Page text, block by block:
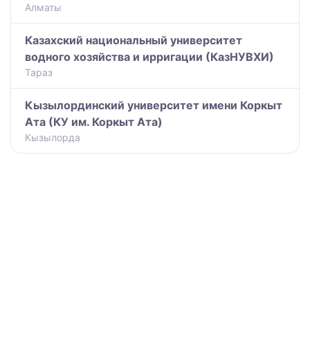
Алматы
Казахский национальный университет
водного хозяйства и ирригации (КазНУВХИ)
Тараз
Кызылординский университет имени Коркыт
Ата (КУ им. Коркыт Ата)
Кызылорда